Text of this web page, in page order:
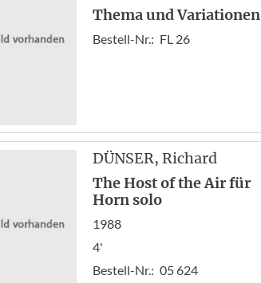
Thema und Variationen
Bestell-Nr.: FL 26
DÜNSER, Richard
The Host of the Air für
Horn solo
1988
4'
Bestell-Nr.: 05 624